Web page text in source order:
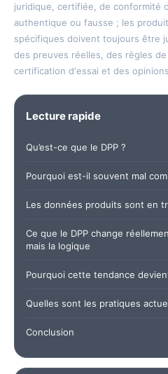
juridique, certifiée, de conformité
authentique ou fausse ; les
spécifiques doivent toujours être
des preuves réelles, des règles
certification d'essai et des
Lecture rapide
Qu’est-ce que le DPP ?
Pourquoi est-il souvent mal
Les données produits sont en
Ce que le DPP change
mais la logique
Pourquoi cette tendance
Quelles sont les pratiques
Conclusion